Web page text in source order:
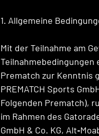
1. Allgemeine
Mit der Teilnahme am
Teilnahmebedingungen
Prematch zur Kenntnis
PREMATCH Sports
Folgenden Prematch),
im Rahmen des
GmbH & Co. KG,